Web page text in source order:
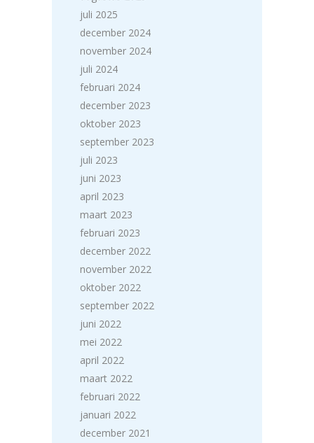
juli 2025
december 2024
november 2024
juli 2024
februari 2024
december 2023
oktober 2023
september 2023
juli 2023
juni 2023
april 2023
maart 2023
februari 2023
december 2022
november 2022
oktober 2022
september 2022
juni 2022
mei 2022
april 2022
maart 2022
februari 2022
januari 2022
december 2021